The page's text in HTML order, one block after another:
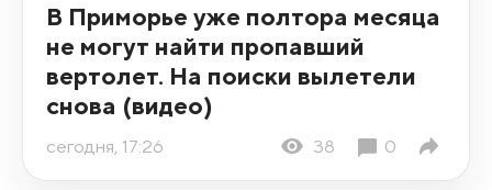
В Приморье уже полтора месяца
не могут найти пропавший
вертолет. На поиски вылетели
снова (видео)
сегодня, 17:26 38 0